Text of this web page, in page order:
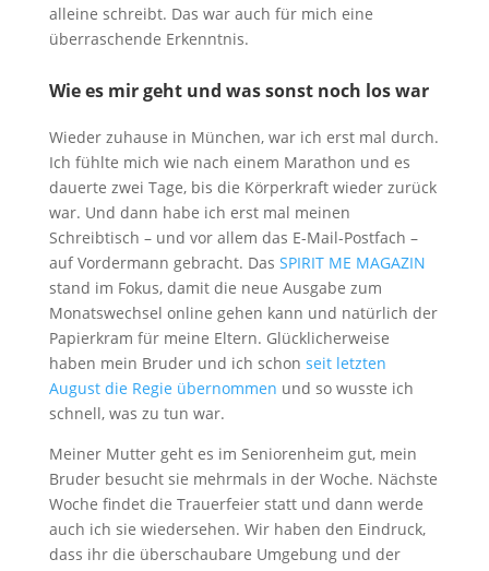
alleine schreibt. Das war auch für mich eine
überraschende Erkenntnis.
Wie es mir geht und was sonst noch los war
Wieder zuhause in München, war ich erst mal durch.
Ich fühlte mich wie nach einem Marathon und es
dauerte zwei Tage, bis die Körperkraft wieder zurück
war. Und dann habe ich erst mal meinen
Schreibtisch – und vor allem das E-Mail-Postfach –
auf Vordermann gebracht. Das SPIRIT ME MAGAZIN
stand im Fokus, damit die neue Ausgabe zum
Monatswechsel online gehen kann und natürlich der
Papierkram für meine Eltern. Glücklicherweise
haben mein Bruder und ich schon seit letzten
August die Regie übernommen und so wusste ich
schnell, was zu tun war.
Meiner Mutter geht es im Seniorenheim gut, mein
Bruder besucht sie mehrmals in der Woche. Nächste
Woche findet die Trauerfeier statt und dann werde
auch ich sie wiedersehen. Wir haben den Eindruck,
dass ihr die überschaubare Umgebung und der